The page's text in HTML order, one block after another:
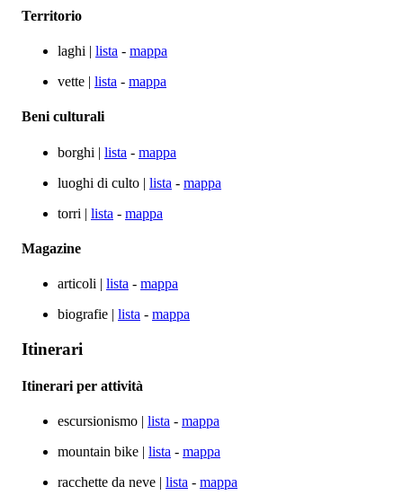
Territorio
laghi | lista - mappa
vette | lista - mappa
Beni culturali
borghi | lista - mappa
luoghi di culto | lista - mappa
torri | lista - mappa
Magazine
articoli | lista - mappa
biografie | lista - mappa
Itinerari
Itinerari per attività
escursionismo | lista - mappa
mountain bike | lista - mappa
racchette da neve | lista - mappa